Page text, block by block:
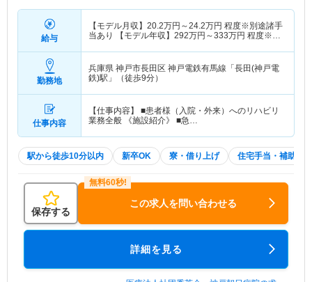
給与
【モデル月収】 20.2万円～24.2万円 程度※別途諸手
当あり 【モデル年収】 292万円～333万円 程度※別
勤務地
兵庫県 神戸市長田区 神戸電鉄有馬線「長田(神戸電
鉄)駅」（徒歩9分）
仕事内容
【仕事内容】 ■患者様（入院・外来）へのリハビリ
業務全般 《施設紹介》 ■急…
駅から徒歩10分以内 新卒OK 寮・借り上げ 住宅手当・補助
保存する
この求人を問い合わせる
詳細を見る